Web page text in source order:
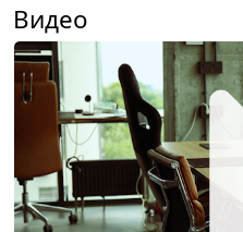
Видео